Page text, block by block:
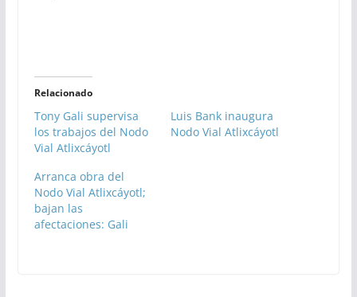
Relacionado
Tony Gali supervisa
los trabajos del Nodo
Vial Atlixcáyotl
Luis Bank inaugura
Nodo Vial Atlixcáyotl
Arranca obra del
Nodo Vial Atlixcáyotl;
bajan las
afectaciones: Gali